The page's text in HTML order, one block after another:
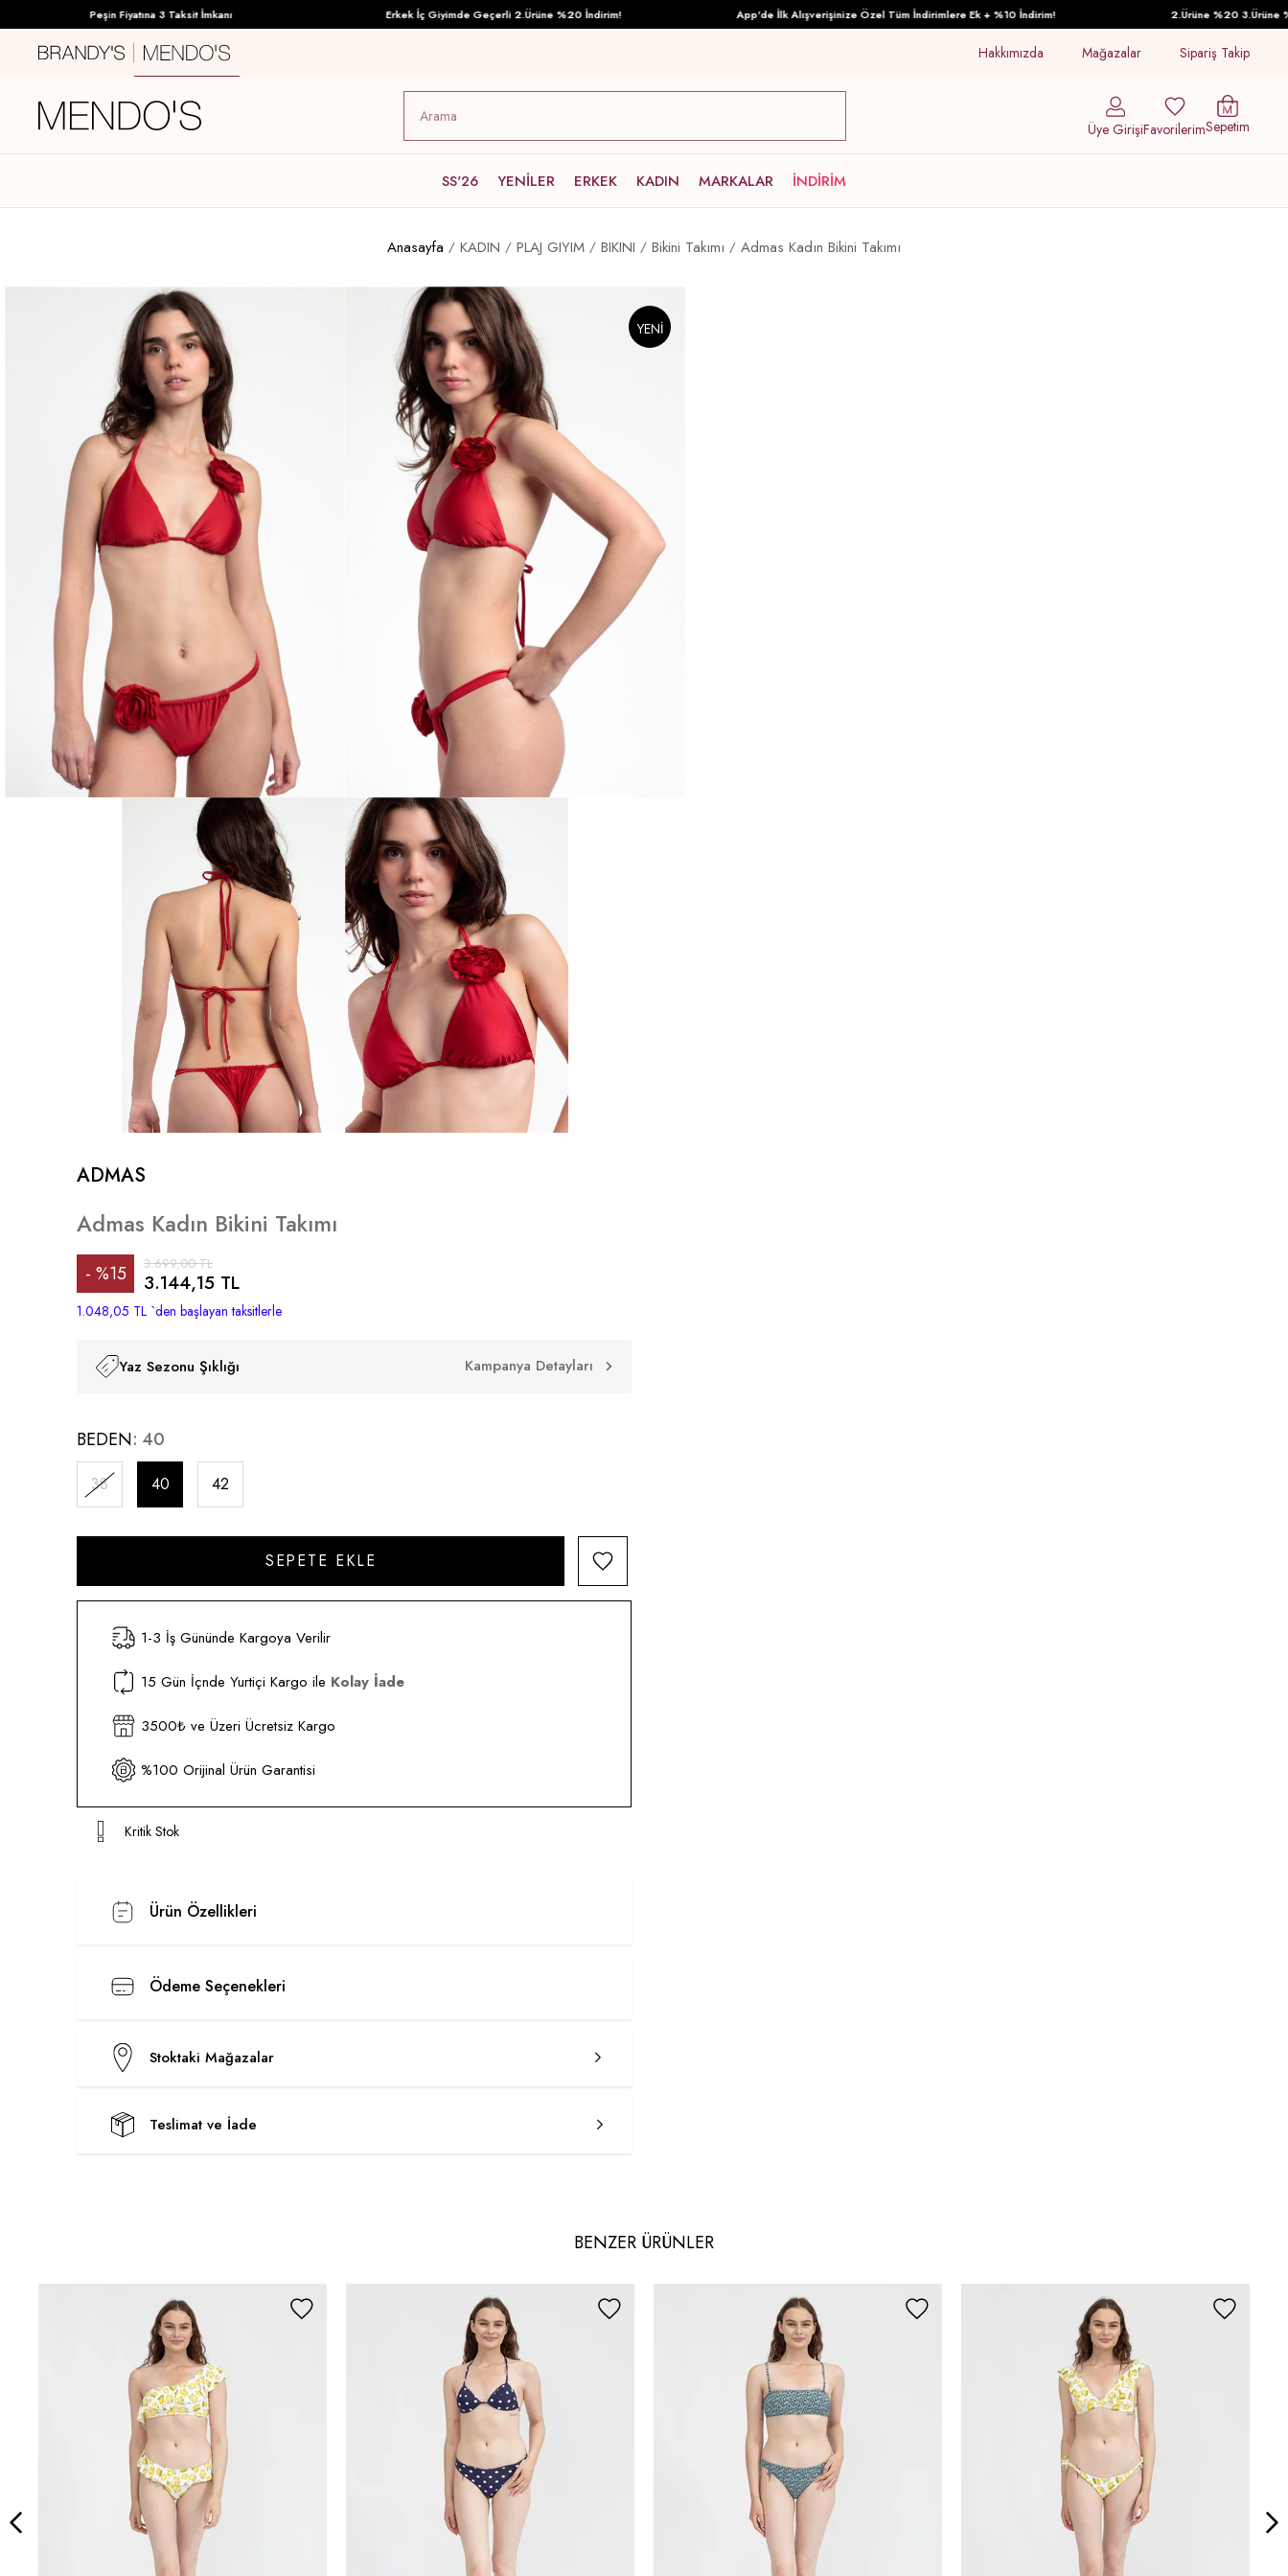
Peşin Fiyatına 3 Taksit İmkanı Erkek İç Giyimde Geçerli 2.Ürüne %20 İndirim! App'de İlk Alışverişinize Özel Tüm İndirimlere Ek + %10 İndirim! 2.Ürüne %20 3.Ürüne %30
Hakkımızda Mağazalar Sipariş Takip
Üye GirişiFavorilerimSepetim
SS'26 YENİLER ERKEK KADIN MARKALAR İNDİRİM
Anasayfa KADIN PLAJ GIYIM BIKINI Bikini Takımı Admas Kadın Bikini Takımı
YENI
ADMAS
Admas Kadın Bikini Takımı
%15
İndirim
3.699,00 TL
3.144,15 TL
1.048,05 TL `den başlayan taksitlerle
Yaz Sezonu Şıklığı Kampanya Detayları
BEDEN 40
38 40 42
1-3 İş Gününde Kargoya Verilir
15 Gün İçnde Yurtiçi Kargo ile Kolay İade
3500₺ ve Üzeri Ücretsiz Kargo
%100 Orijinal Ürün Garantisi
Kritik Stok
Ürün Özellikleri
Ödeme Seçenekleri
Stoktaki Mağazalar
Teslimat ve İade
BENZER ÜRÜNLER